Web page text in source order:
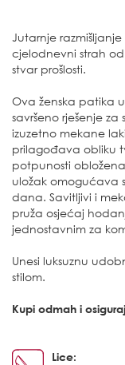
Jutarnje
cjelodnevni strah
stvar prošlosti.
Ova ženska patika
savršeno rješenje
izuzetno mekane
prilagođava obliku
potpunosti
uložak omogućava
dana. Savitljivi i
pruža osjećaj
jednostavnim za
Unesi luksuznu
stilom.
Kupi odmah i
Lice: